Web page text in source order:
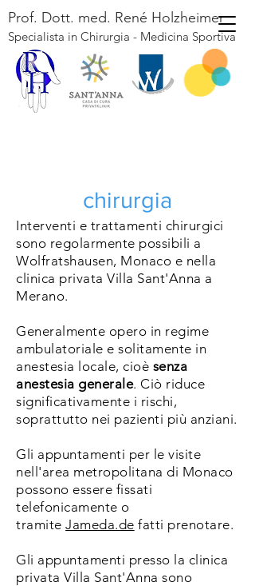
Prof. Dott. med. René Holzheimer
Specialista in Chirurgia - Medicina Sportiva
chirurgia
Interventi e trattamenti chirurgici
sono regolarmente possibili a
Wolfratshausen, Monaco e nella
clinica privata Villa Sant'Anna a
Merano.
Generalmente opero in regime
ambulatoriale e solitamente in
anestesia locale, cioè senza
anestesia generale. Ciò riduce
significativamente i rischi,
soprattutto nei pazienti più anziani.
Gli appuntamenti per le visite
nell'area metropolitana di Monaco
possono essere fissati
telefonicamente o
tramiteJameda.de fatti prenotare.
Gli appuntamenti presso la clinica
privata Villa Sant'Anna sono